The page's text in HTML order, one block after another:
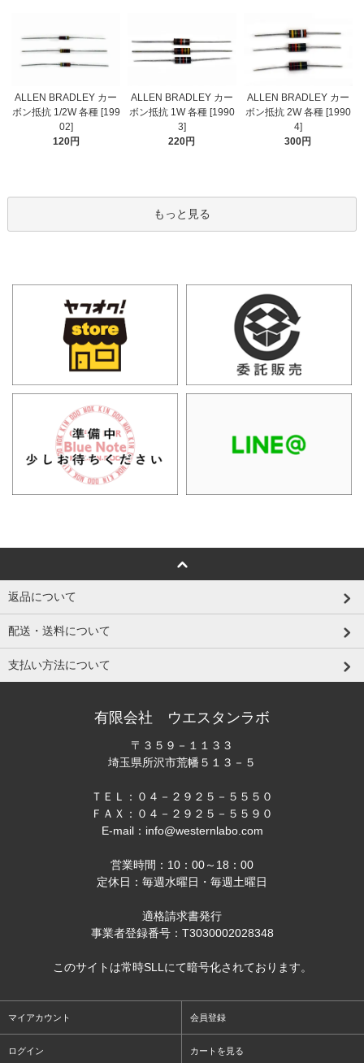
ALLEN BRADLEY カー
ボン抵抗 1/2W 各種 [199
02]
120円
ALLEN BRADLEY カー
ボン抵抗 1W 各種 [1990
3]
220円
ALLEN BRADLEY カー
ボン抵抗 2W 各種 [1990
4]
300円
もっと見る
返品について
配送・送料について
支払い方法について
有限会社 ウエスタンラボ
〒３５９－１１３３
埼玉県所沢市荒幡５１３－５
ＴＥＬ：０４－２９２５－５５５０
ＦＡＸ：０４－２９２５－５５９０
E-mail：info@westernlabo.com
営業時間：10：00～18：00
定休日：毎週水曜日・毎週土曜日
適格請求書発行
事業者登録番号：T3030002028348
このサイトは常時SLLにて暗号化されております。
マイアカウント 会員登録
ログイン カートを見る